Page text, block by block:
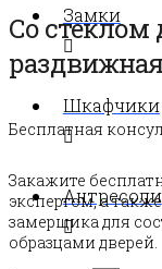
Замки
Шкафчики
Антресоли
Со стеклом
Бесплатная
Закажите
экспертом, а
замерщика для
образцами дверей.